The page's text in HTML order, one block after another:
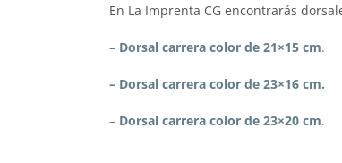
En La Imprenta CG encontrarás
– Dorsal carrera color de 21×15 cm.
– Dorsal carrera color de 23×16 cm.
– Dorsal carrera color de 23×20 cm.